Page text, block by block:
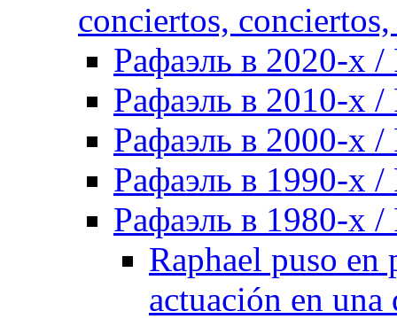
conciertos,
Рафаэль в 2020-х /
Рафаэль в 2010-х /
Рафаэль в 2000-х /
Рафаэль в 1990-х /
Рафаэль в 1980-х /
Raphael puso en
actuación en